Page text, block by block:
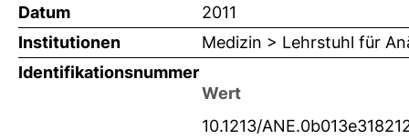
Datum
2011
Institutionen
Medizin > Lehrstuhl für
Identifikationsnummer
Wert
10.1213/